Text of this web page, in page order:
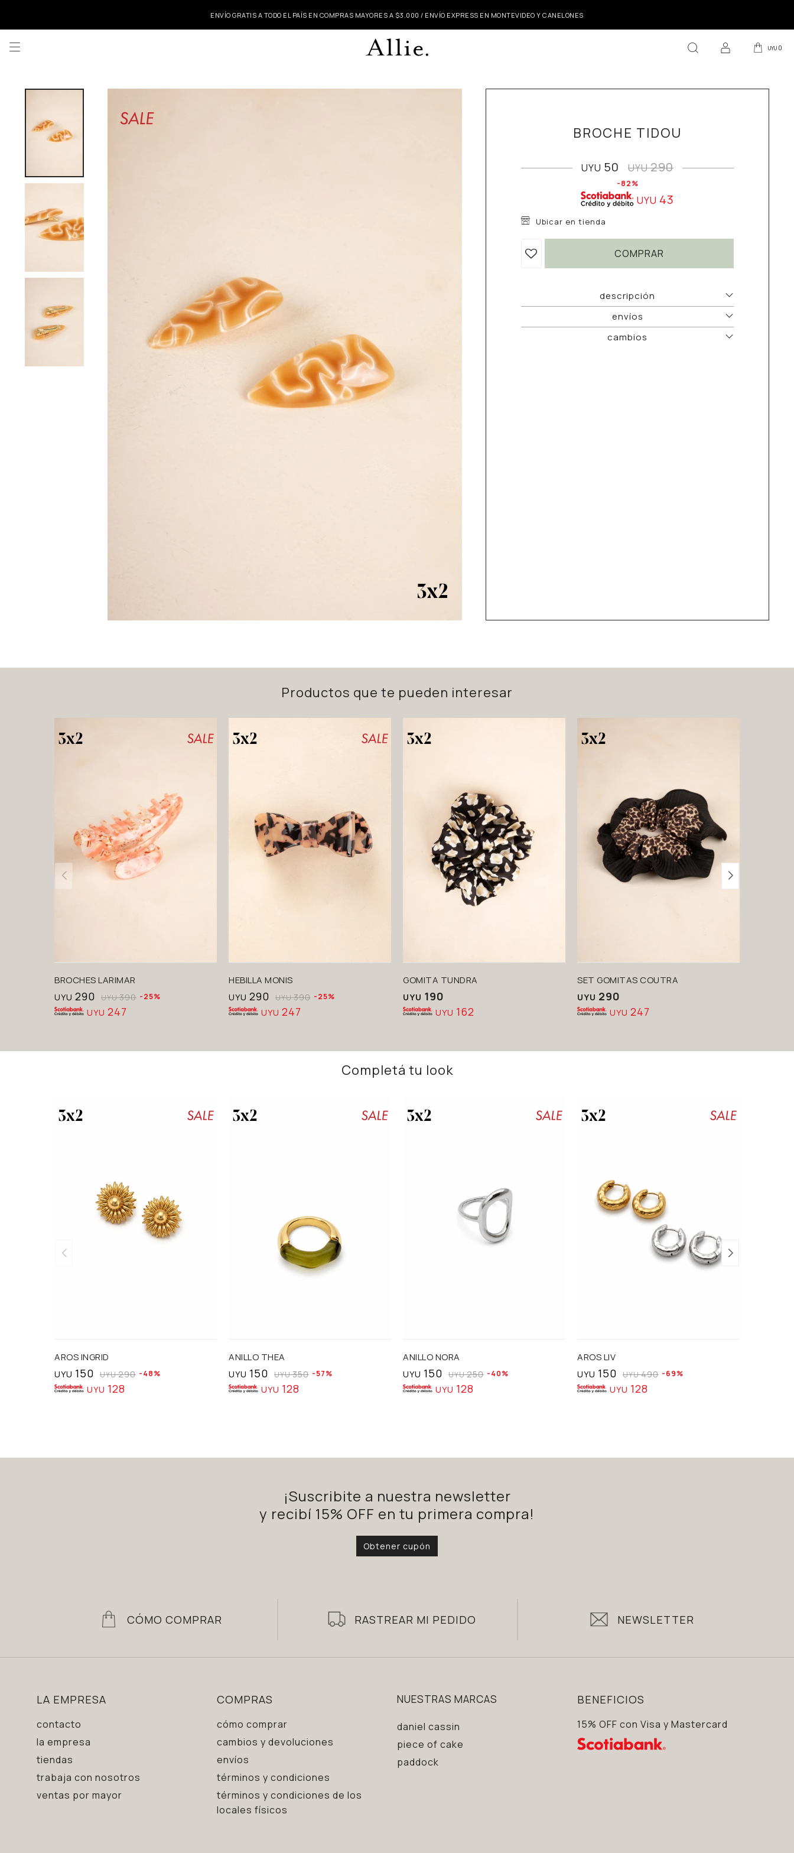
ENVÍO GRATIS A TODO EL PAÍS EN COMPRAS MAYORES A $3.000 / ENVÍO EXPRESS EN MONTEVIDEO Y CANELONES
UYU 0

BROCHE TIDOU
UYU 50 UYU290
82
UYU 43
Ubicar en tienda
COMPRAR
descripción
envíos
cambios
Productos que te pueden interesar
BROCHES LARIMAR
UYU 290 UYU 390 25
UYU 247
HEBILLA MONIS
UYU 290 UYU 390 25
UYU 247
GOMITA TUNDRA
UYU 190
UYU 162
SET GOMITAS COUTRA
UYU 290
UYU 247
Completá tu look
AROS INGRID
UYU 150 UYU 290 48
UYU 128
ANILLO THEA
UYU 150 UYU 350 57
UYU 128
ANILLO NORA
UYU 150 UYU 250 40
UYU 128
AROS LIV
UYU 150 UYU 490 69
UYU 128
¡Suscribite a nuestra newsletter
y recibí 15% OFF en tu primera compra!
Obtener cupón
CÓMO COMPRAR RASTREAR MI PEDIDO NEWSLETTER
LA EMPRESA
contacto
la empresa
tiendas
trabaja con nosotros
ventas por mayor
COMPRAS
cómo comprar
cambios y devoluciones
envíos
términos y condiciones
términos y condiciones de los
locales físicos
NUESTRAS MARCAS
daniel cassin
piece of cake
paddock
BENEFICIOS
15% OFF con Visa y Mastercard